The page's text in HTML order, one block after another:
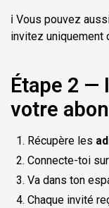
ℹ️ Vous pouvez
invitez uniquement
Étape 2 —
votre
Récupère les
Connecte-toi
Va dans ton
Chaque invité